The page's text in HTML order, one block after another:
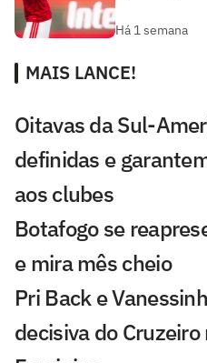
Há 1 semana
MAIS LANCE!
Oitavas da Sul-
definidas e
aos clubes
Botafogo se
e mira mês cheio
Pri Back e
decisiva do